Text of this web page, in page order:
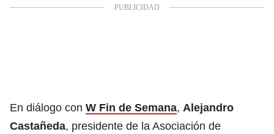
En diálogo con W Fin de Semana, Alejandro
Castañeda, presidente de la Asociación de